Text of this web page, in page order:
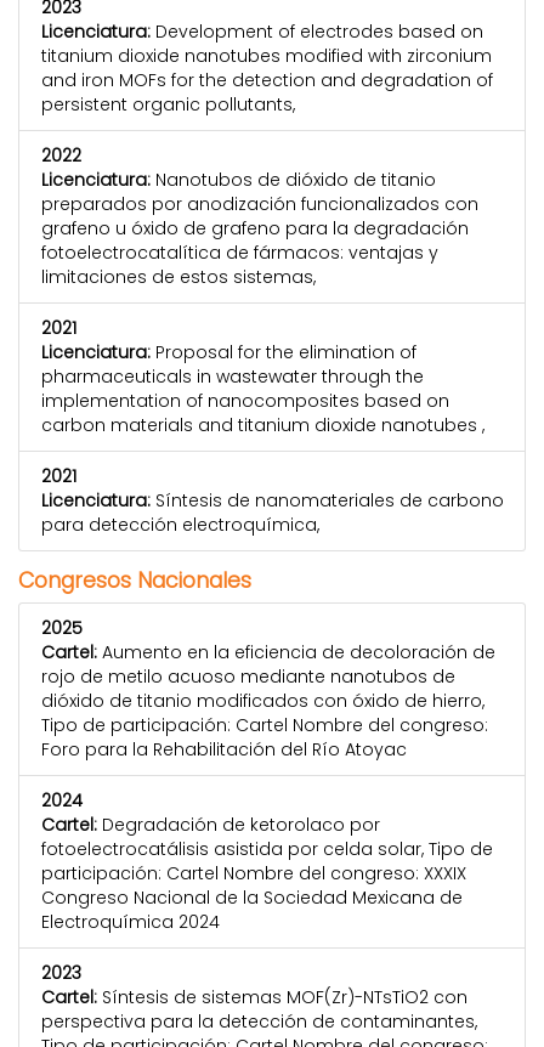
2023
Licenciatura: Development of electrodes based on
titanium dioxide nanotubes modified with zirconium
and iron MOFs for the detection and degradation of
persistent organic pollutants,
2022
Licenciatura: Nanotubos de dióxido de titanio
preparados por anodización funcionalizados con
grafeno u óxido de grafeno para la degradación
fotoelectrocatalítica de fármacos: ventajas y
limitaciones de estos sistemas,
2021
Licenciatura: Proposal for the elimination of
pharmaceuticals in wastewater through the
implementation of nanocomposites based on
carbon materials and titanium dioxide nanotubes ,
2021
Licenciatura: Síntesis de nanomateriales de carbono
para detección electroquímica,
Congresos Nacionales
2025
Cartel: Aumento en la eficiencia de decoloración de
rojo de metilo acuoso mediante nanotubos de
dióxido de titanio modificados con óxido de hierro,
Tipo de participación: Cartel Nombre del congreso:
Foro para la Rehabilitación del Río Atoyac
2024
Cartel: Degradación de ketorolaco por
fotoelectrocatálisis asistida por celda solar, Tipo de
participación: Cartel Nombre del congreso: XXXIX
Congreso Nacional de la Sociedad Mexicana de
Electroquímica 2024
2023
Cartel: Síntesis de sistemas MOF(Zr)-NTsTiO2 con
perspectiva para la detección de contaminantes,